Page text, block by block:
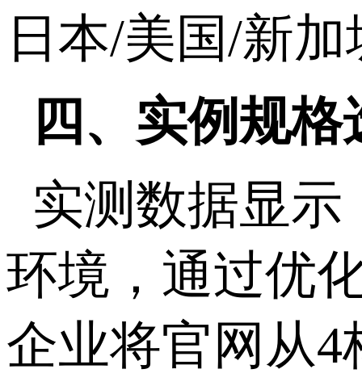
日本/美国/新
四、实例规
实测数据显
环境，通过优
企业将官网从4